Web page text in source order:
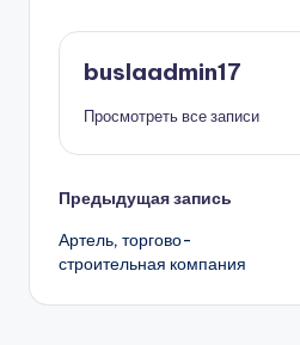
buslaadmin17
Просмотреть все записи
Навигация
записи
Предыдущая запись
Артель, торгово-
строительная компания